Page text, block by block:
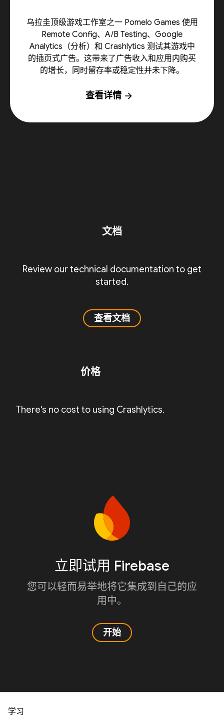
乌拉圭顶级游戏工作室之一 Pomelo Games 使用
Remote Config、A/B Testing、Google
Analytics（分析）和 Crashlytics 测试其游戏中
的插页式广告。这带来了广告收入和应用内购买
的增长，同时留存率或稳定性并未下降。
查看详情 arrow_forward
文档
Review our technical documentation to get
started.
查看文档
价格
There's no cost to using Crashlytics.
立即试用 Firebase
您可以轻而易举地将它集成到自己的应
用中。
开始
学习